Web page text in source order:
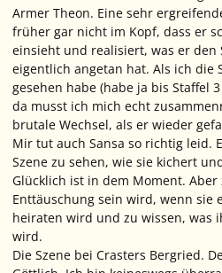
Armer Theon. Eine sehr
früher gar nicht im Kopf, dass er
einsieht und realisiert, was er den
eigentlich angetan hat. Als ich die
gesehen habe (habe ja bis Staffel
da musst ich mich echt
brutale Wechsel, als er wieder
Mir tut auch Sansa so richtig leid.
Szene zu sehen, wie sie kichert
Glücklich ist in dem Moment.
Enttäuschung sein wird, wenn sie
heiraten wird und zu wissen, was
wird.
Die Szene bei Crasters Bergried.